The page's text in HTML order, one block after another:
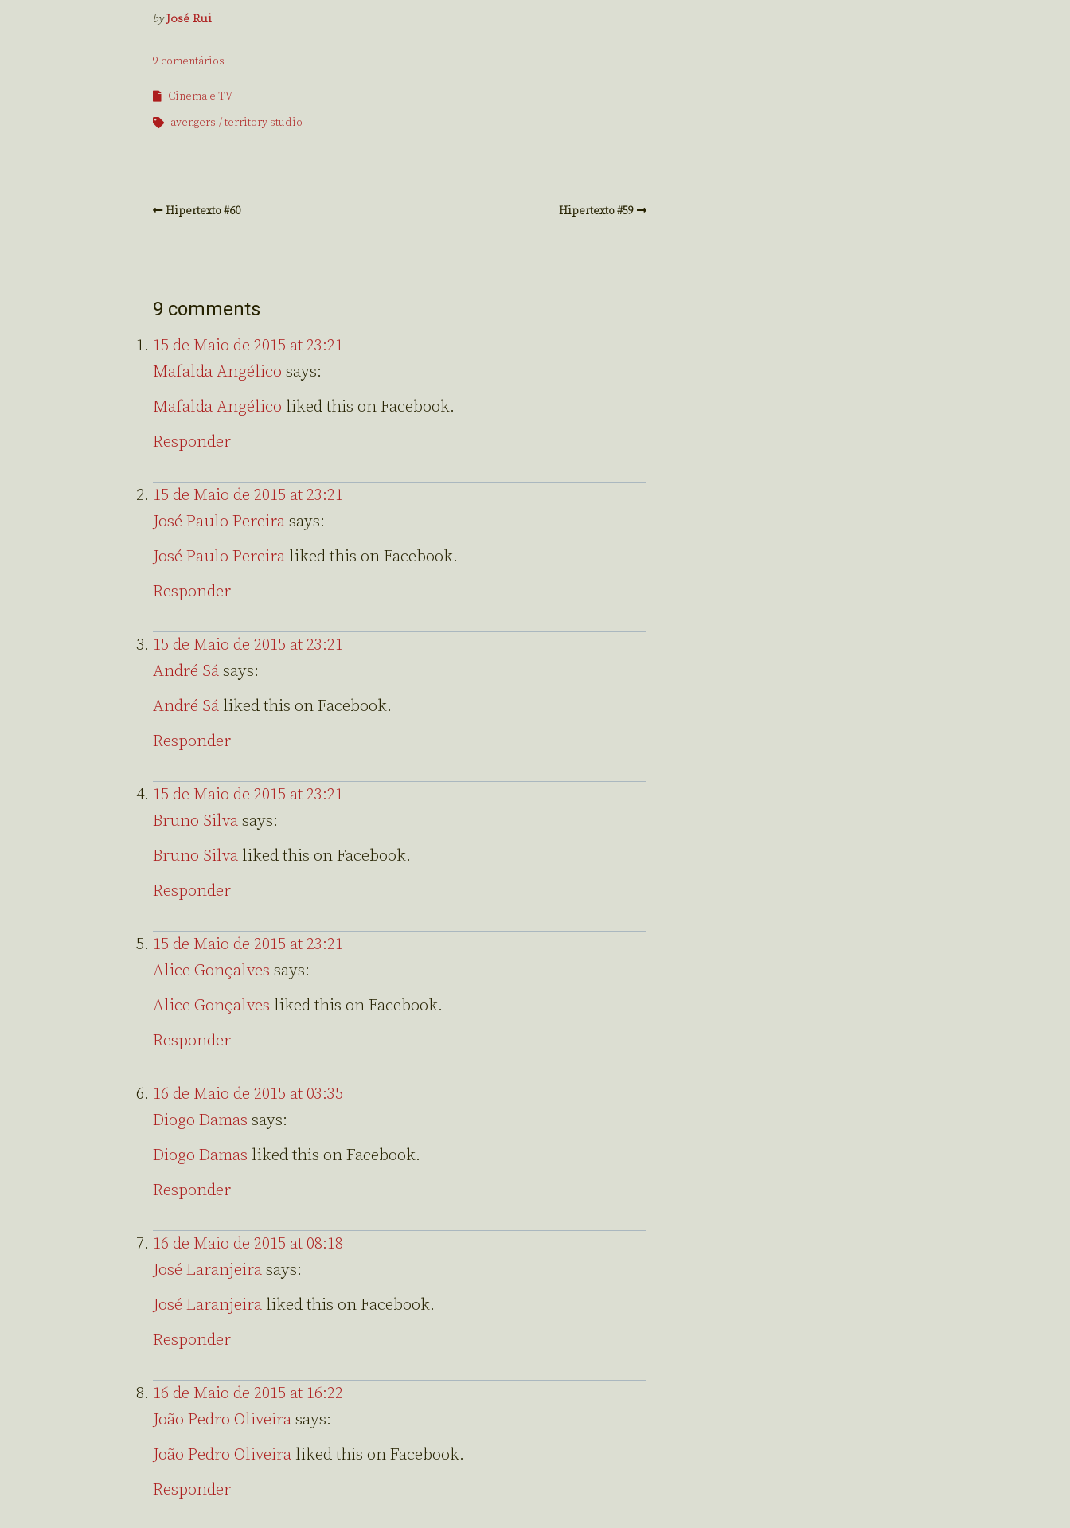
byJosé Rui
9 comentários
Cinema e TV
avengers
territory studio
Hipertexto #60 Hipertexto #59
9 comments
15 de Maio de 2015 at 23:21
Mafalda Angélico says:
Mafalda Angélico liked this on Facebook.
Responder
15 de Maio de 2015 at 23:21
José Paulo Pereirasays:
José Paulo Pereira liked this on Facebook.
Responder
15 de Maio de 2015 at 23:21
André Sásays:
André Sá liked this on Facebook.
Responder
15 de Maio de 2015 at 23:21
Bruno Silvasays:
Bruno Silva liked this on Facebook.
Responder
15 de Maio de 2015 at 23:21
Alice Gonçalves says:
Alice Gonçalves liked this on Facebook.
Responder
16 de Maio de 2015 at 03:35
Diogo Damas says:
Diogo Damas liked this on Facebook.
Responder
16 de Maio de 2015 at 08:18
José Laranjeirasays:
José Laranjeira liked this on Facebook.
Responder
16 de Maio de 2015 at 16:22
João Pedro Oliveirasays:
João Pedro Oliveira liked this on Facebook.
Responder